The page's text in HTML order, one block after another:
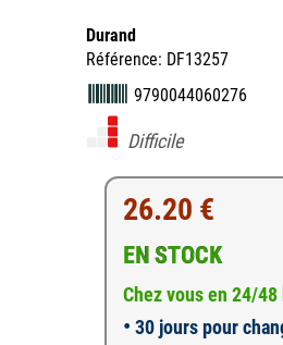
Durand
Référence: DF13257
9790044060276
Difficile
26.20 €
EN STOCK
Chez vous en 24/48
• 30 jours pour